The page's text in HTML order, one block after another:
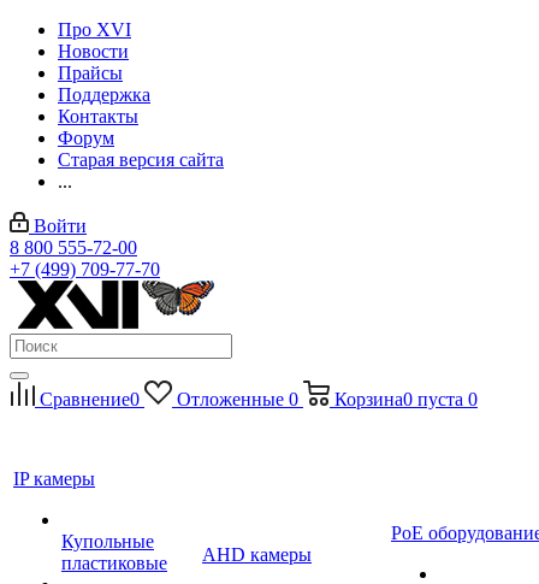
Про XVI
Новости
Прайсы
Поддержка
Контакты
Форум
Старая версия сайта
...
Войти
8 800 555-72-00
+7 (499) 709-77-70
Сравнение0 Отложенные 0 Корзина0 пуста 0
IP камеры
Купольные
пластиковые
AHD камеры
PoE